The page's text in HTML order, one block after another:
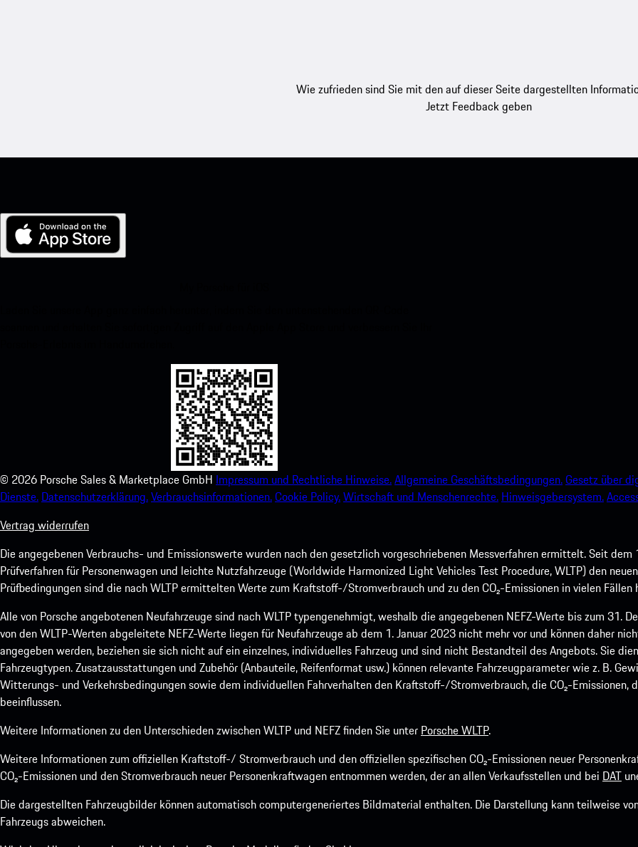
Wie zufrieden sind Sie mit den auf dieser Seite dargestellten
Jetzt Feedback geben
© 2026 Porsche Sales & Marketplace GmbH Impressum und Rechtliche Hinweise.Allgemeine Geschäftsbedingungen.Gesetz über
Dienste. Datenschutzerklärung.Verbrauchsinformationen.Cookie Policy.Wirtschaft und Menschenrechte. Hinweisgebersystem.
Vertrag widerrufen
Die angegebenen Verbrauchs- und Emissionswerte wurden nach den gesetzlich vorgeschriebenen Messverfahren ermittelt. Seit
Prüfverfahren für Personenwagen und leichte Nutzfahrzeuge (Worldwide Harmonized Light Vehicles Test Procedure, WLTP) den
Prüfbedingungen sind die nach WLTP ermittelten Werte zum Kraftstoff-/Stromverbrauch und zu den CO₂-Emissionen in vielen
Alle von Porsche angebotenen Neufahrzeuge sind nach WLTP typengenehmigt, weshalb die angegebenen NEFZ-Werte bis zum 31.
von den WLTP-Werten abgeleitete NEFZ-Werte liegen für Neufahrzeuge ab dem 1. Januar 2023 nicht mehr vor und können daher
angegeben werden, beziehen sie sich nicht auf ein einzelnes, individuelles Fahrzeug und sind nicht Bestandteil des Angebots. Sie
Fahrzeugtypen. Zusatzausstattungen und Zubehör (Anbauteile, Reifenformat usw.) können relevante Fahrzeugparameter wie z. B.
Witterungs- und Verkehrsbedingungen sowie dem individuellen Fahrverhalten den Kraftstoff-/Stromverbrauch, die CO₂-Emissionen,
beeinflussen.
Weitere Informationen zu den Unterschieden zwischen WLTP und NEFZ finden Sie unter Porsche WLTP.
Weitere Informationen zum offiziellen Kraftstoff-/ Stromverbrauch und den offiziellen spezifischen CO₂-Emissionen neuer
CO₂-Emissionen und den Stromverbrauch neuer Personenkraftwagen entnommen werden, der an allen Verkaufsstellen und bei DAT
Die dargestellten Fahrzeugbilder können automatisch computergeneriertes Bildmaterial enthalten. Die Darstellung kann teilweise
Fahrzeugs abweichen.